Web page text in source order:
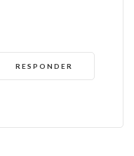
RESPONDER